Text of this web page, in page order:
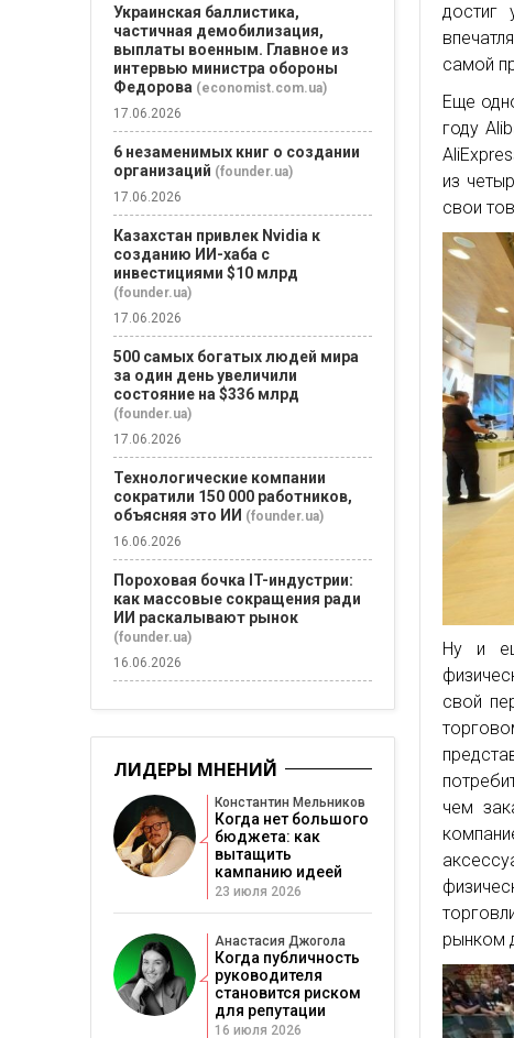
самой
Еще
году
из
свои
Ну и
свой
чем
рынком
Украинская баллистика,
частичная демобилизация,
выплаты военным. Главное из
интервью министра обороны
Федорова (economist.com.ua)
17.06.2026
6 незаменимых книг о создании
организаций (founder.ua)
17.06.2026
Казахстан привлек Nvidia к
созданию ИИ-хаба с
инвестициями $10 млрд
(founder.ua)
17.06.2026
500 самых богатых людей мира
за один день увеличили
состояние на $336 млрд
(founder.ua)
17.06.2026
Технологические компании
сократили 150 000 работников,
объясняя это ИИ (founder.ua)
16.06.2026
Пороховая бочка IT-индустрии:
как массовые сокращения ради
ИИ раскалывают рынок
(founder.ua)
16.06.2026
ЛИДЕРЫ МНЕНИЙ
Константин Мельников
Когда нет большого
бюджета: как
вытащить
кампанию идеей
23 июля 2026
Анастасия Джогола
Когда публичность
руководителя
становится риском
для репутации
16 июля 2026